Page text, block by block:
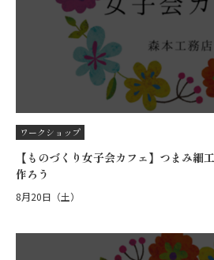
ワークショップ
【ものづくり女子会カフェ】つまみ細
作ろう
8月20日（土）